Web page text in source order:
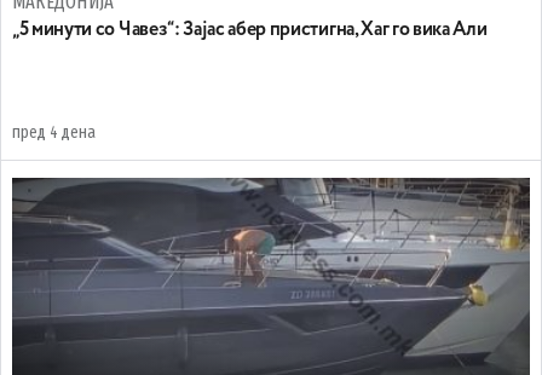
„5 минути со Чавез“: Зајас абер пристигна, Хаг го вика Али
пред 4 дена